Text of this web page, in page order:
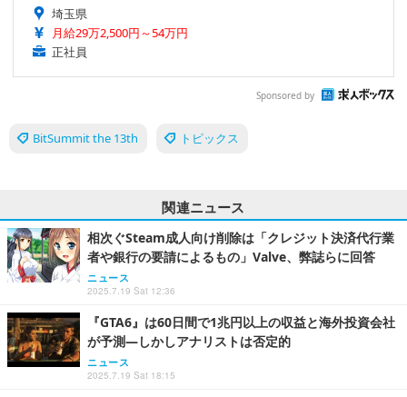
埼玉県
月給29万2,500円～54万円
正社員
Sponsored by
BitSummit the 13th トピックス
関連ニュース
相次ぐSteam成人向け削除は「クレジット決済代行業
者や銀行の要請によるもの」Valve、弊誌らに回答
ニュース
2025.7.19 Sat 12:36
『GTA6』は60日間で1兆円以上の収益と海外投資会社
が予測―しかしアナリストは否定的
ニュース
2025.7.19 Sat 18:15